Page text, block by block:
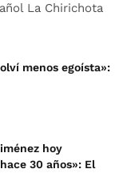
La Chirichota
menos egoísta»:
hoy
30 años»: El